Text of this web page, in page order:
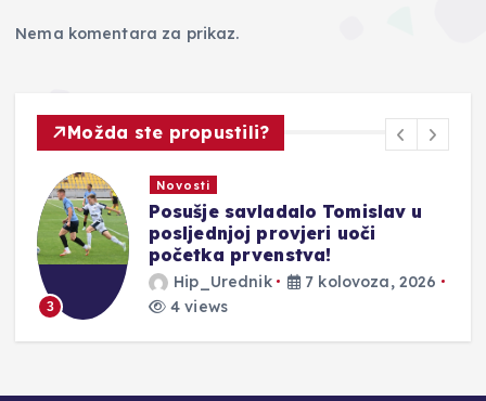
Nema komentara za prikaz.
Možda ste propustili?
3
Novosti
Posušje savladalo Tomislav u
posljednjoj provjeri uoči
početka prvenstva!
Hip_Urednik
7 kolovoza, 2026
4 views